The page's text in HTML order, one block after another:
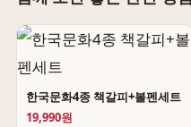
한국문화4종 책갈피+볼펜세트
19,990원